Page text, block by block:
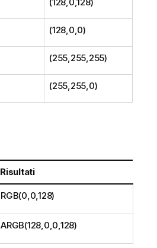
(128,0,0)
(255,255,255)
(255,255,0)
Risultati
RGB(0,0,128)
ARGB(128,0,0,128)